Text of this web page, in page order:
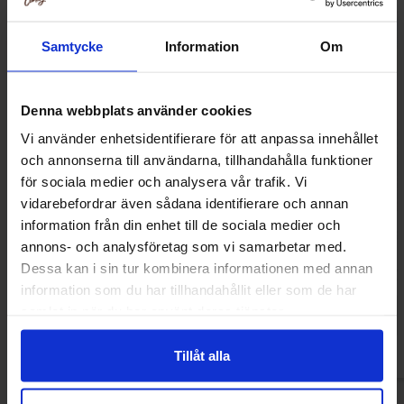
Samtycke Information Om
Denna webbplats använder cookies
Vi använder enhetsidentifierare för att anpassa innehållet
och annonserna till användarna, tillhandahålla funktioner
för sociala medier och analysera vår trafik. Vi
vidarebefordrar även sådana identifierare och annan
information från din enhet till de sociala medier och
annons- och analysföretag som vi samarbetar med.
Dessa kan i sin tur kombinera informationen med annan
information som du har tillhandahållit eller som de har
Tillåt alla
Ramune Strawberry Soda 200ml
38.90 kr
Ramune